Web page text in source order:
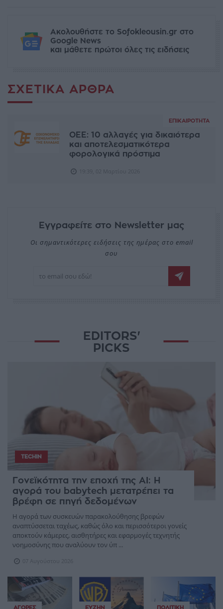
Ακολουθήστε το Sofokleousin.gr στο
Google News
και μάθετε πρώτοι όλες τις ειδήσεις
ΣΧΕΤΙΚΆ ΆΡΘΡΑ
ΕΠΙΚΑΙΡΌΤΗΤΑ
ΟΕΕ: 10 αλλαγές για δικαιότερα
και αποτελεσματικότερα
φορολογικά πρόστιμα
Εγγραφείτε στο Newsletter μας
Οι σημαντικότερες ειδήσεις της ημέρας στο email
σου
EDITORS'
PICKS
TECHIN
Γονεϊκότητα την εποχή της AI: Η
αγορά του babytech μετατρέπει τα
βρέφη σε πηγή δεδομένων
Η αγορά των συσκευών παρακολούθησης βρεφών
αναπτύσσεται ταχέως, καθώς όλο και περισσότεροι γονείς
αποκτούν κάμερες, αισθητήρες και εφαρμογές τεχνητής
νοημοσύνης που αναλύουν τον ύπ ...
07 Αυγούστου 2026